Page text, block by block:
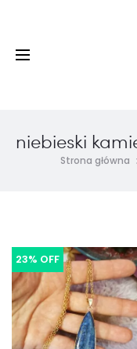
niebieski
Strona główna
23% OFF